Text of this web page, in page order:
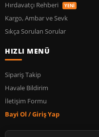
Hırdavatçı Rehberi
YENİ
Kargo, Ambar ve Sevk
Sıkça Sorulan Sorular
HIZLI MENÜ
Sipariş Takip
Havale Bildirim
İletişim Formu
Bayi Ol / Giriş Yap